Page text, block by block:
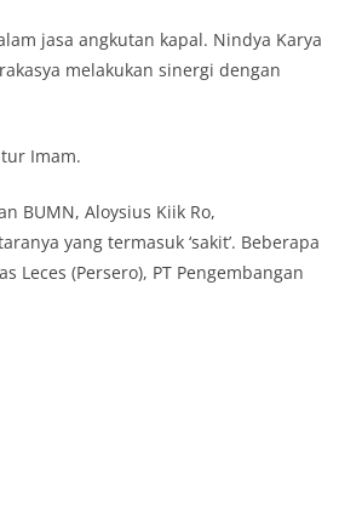
jasa angkutan kapal. Nindya Karya
melakukan sinergi dengan
Imam.
BUMN, Aloysius Kiik Ro,
yang termasuk ‘sakit’. Beberapa
Leces (Persero), PT Pengembangan